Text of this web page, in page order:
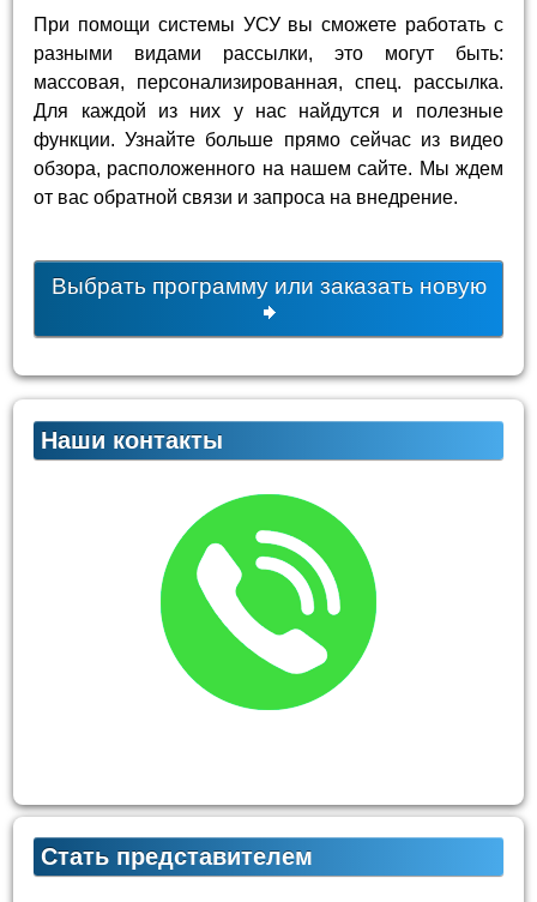
При помощи системы УСУ вы сможете работать с
разными видами рассылки, это могут быть:
массовая, персонализированная, спец. рассылка.
Для каждой из них у нас найдутся и полезные
функции. Узнайте больше прямо сейчас из видео
обзора, расположенного на нашем сайте. Мы ждем
от вас обратной связи и запроса на внедрение.
Выбрать программу или заказать новую
Наши контакты
Стать представителем